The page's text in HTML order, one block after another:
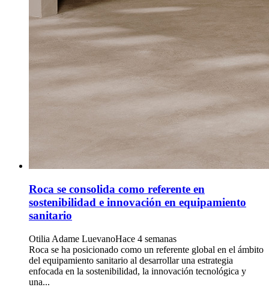
Roca se consolida como referente en
sostenibilidad e innovación en equipamiento
sanitario
Otilia Adame LuevanoHace 4 semanas
Roca se ha posicionado como un referente global en el ámbito
del equipamiento sanitario al desarrollar una estrategia
enfocada en la sostenibilidad, la innovación tecnológica y
una...